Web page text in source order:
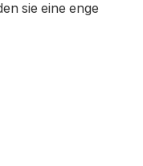
sie eine enge